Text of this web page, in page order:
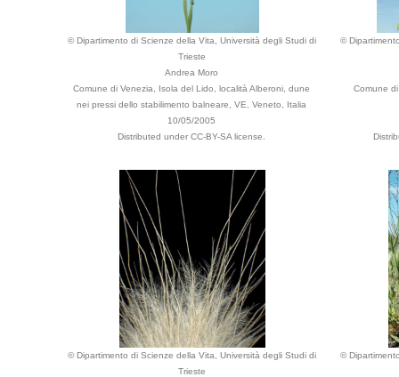
© Dipartimento di Scienze della Vita, Università degli Studi di
Trieste
Andrea Moro
Comune di Venezia, Isola del Lido, località Alberoni, dune
nei pressi dello stabilimento balneare, VE, Veneto, Italia
10/05/2005
Distributed under CC-BY-SA license.
©
Comune
© Dipartimento di Scienze della Vita, Università degli Studi di
Trieste
©